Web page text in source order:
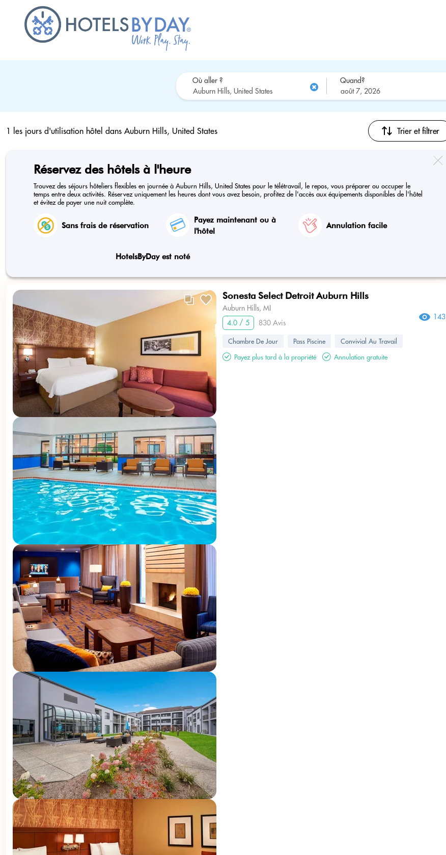
Où aller ? Quand?
1 les jours d'utilisation hôtel dans Auburn Hills, United States Trier et filtrer
Réservez des hôtels à l'heure
Trouvez des séjours hôteliers flexibles en journée à Auburn Hills, United States pour le télétravail, le repos, vous préparer ou occuper le
temps entre deux activités. Réservez uniquement les heures dont vous avez besoin, profitez de l'accès aux équipements disponibles de l'hôtel
et évitez de payer une nuit complète.
Sans frais de réservation
Payez maintenant ou à
l'hôtel
Annulation facile
HotelsByDay est noté
Sonesta Select Detroit Auburn Hills
Auburn Hills, MI
4.0 / 5
830 Avis
143
Chambre De Jour Pass Piscine
Convivial Au Travail
Payez plus tard à la propriété
Annulation gratuite